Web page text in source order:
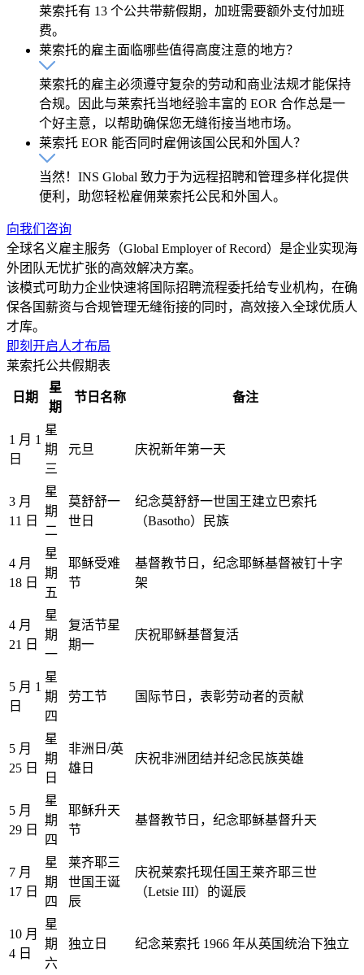
莱索托有 13 个公共带薪假期，加班需要额外支付加班
费。
莱索托的雇主面临哪些值得高度注意的地方？
莱索托的雇主必须遵守复杂的劳动和商业法规才能保持
合规。因此与莱索托当地经验丰富的 EOR 合作总是一
个好主意，以帮助确保您无缝衔接当地市场。
莱索托 EOR 能否同时雇佣该国公民和外国人？
当然！INS Global 致力于为远程招聘和管理多样化提供
便利，助您轻松雇佣莱索托公民和外国人。
向我们咨询
全球名义雇主服务（Global Employer of Record）是企业实现海
外团队无忧扩张的高效解决方案。
该模式可助力企业快速将国际招聘流程委托给专业机构，在确
保各国薪资与合规管理无缝衔接的同时，高效接入全球优质人
才库。
即刻开启人才布局
莱索托公共假期表
日期
星
期
节日名称 备注
1 月 1
日
星
期
三
元旦 庆祝新年第一天
3 月
11 日
星
期
二
莫舒舒一
世日
纪念莫舒舒一世国王建立巴索托
（Basotho）民族
4 月
18 日
星
期
五
耶稣受难
节
基督教节日，纪念耶稣基督被钉十字
架
4 月
21 日
星
期
一
复活节星
期一
庆祝耶稣基督复活
5 月 1
日
星
期
四
劳工节 国际节日，表彰劳动者的贡献
5 月
25 日
星
期
日
非洲日/英
雄日
庆祝非洲团结并纪念民族英雄
5 月
29 日
星
期
四
耶稣升天
节
基督教节日，纪念耶稣基督升天
7 月
17 日
星
期
四
莱齐耶三
世国王诞
辰
庆祝莱索托现任国王莱齐耶三世
（Letsie III）的诞辰
10 月
4 日
星
期
六
独立日 纪念莱索托 1966 年从英国统治下独立